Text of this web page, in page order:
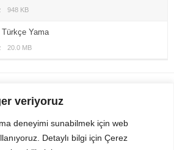
veriyoruz
deneyimi sunabilmek için web
Detaylı bilgi için Çerez
948 KB
Yama
20.0 MB
Android Uygulama, Android Oyun, Apk